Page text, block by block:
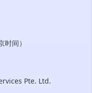
间）
Pte. Ltd.